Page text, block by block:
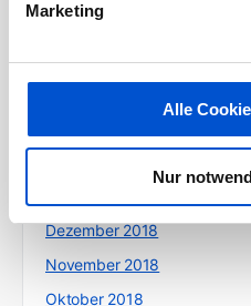
Marketing
Alle
Nur
Juni 2019
Mai 2019
Dezember 2018
November 2018
Oktober 2018